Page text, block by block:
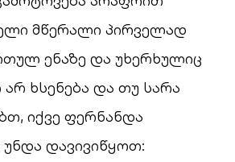
მწერალი პირველად
ენაზე და უხერხულიც
არ ხსენება და თუ სარა
იქვე ფერნანდა
დავივიწყოთ: